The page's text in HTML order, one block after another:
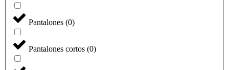
Pantalones (0)
Pantalones cortos (0)